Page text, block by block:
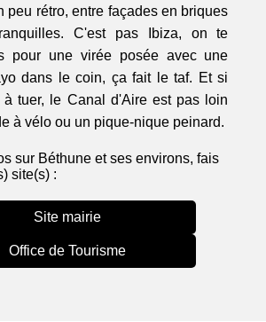
peu rétro, entre façades en briques
C'est pas Ibiza, on te
pour une virée posée avec une
dans le coin, ça fait le taf. Et si
à tuer, le Canal d'Aire est pas loin
à vélo ou un pique-nique peinard.
sur Béthune et ses environs, fais
site(s) :
Site mairie
Office de Tourisme